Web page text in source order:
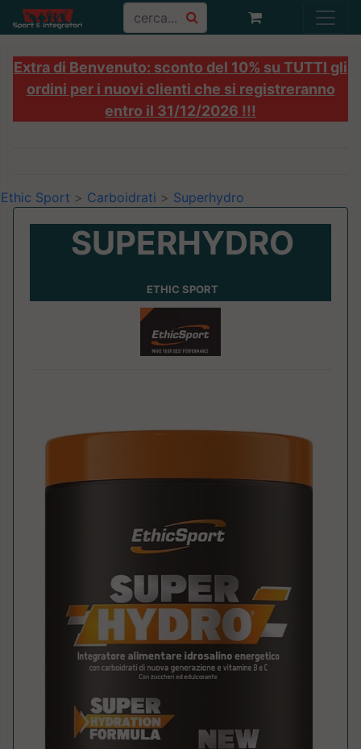
Extra di Benvenuto: sconto del 10% su TUTTI gli
ordini per i nuovi clienti che si registreranno
entro il 31/12/2026 !!!
Ethic Sport > Carboidrati > Superhydro
SUPERHYDRO
ETHIC SPORT